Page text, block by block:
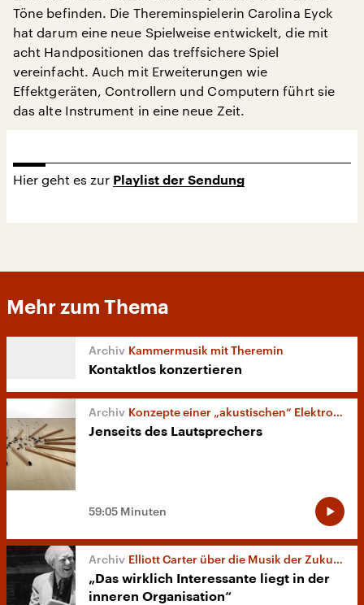
Töne befinden. Die Thereminspielerin Carolina Eyck
hat darum eine neue Spielweise entwickelt, die mit
acht Handpositionen das treffsichere Spiel
vereinfacht. Auch mit Erweiterungen wie
Effektgeräten, Controllern und Computern führt sie
das alte Instrument in eine neue Zeit.
Hier geht es zur Playlist der Sendung
Mehr zum Thema
Kammermusik mit Theremin
Kontaktlos konzertieren
Konzepte einer „akustischen“ Elektronik
Jenseits des Lautsprechers
59:05 Minuten
Elliott Carter über die Musik der Zukunft
„Das wirklich Interessante liegt in der
inneren Organisation“